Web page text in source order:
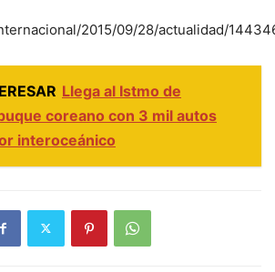
2015/09/28/actualidad/
Llega al Istmo de
coreano con 3 mil autos
interoceánico